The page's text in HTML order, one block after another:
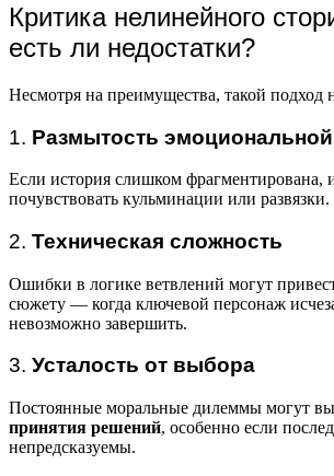
Критика нелинейного
есть ли недостатки?
Несмотря на преимущества, такой подход
1. Размытость эмоциональной
Если история слишком фрагментирована,
почувствовать кульминации или развязки.
2. Техническая сложность
Ошибки в логике ветвлений могут
сюжету — когда ключевой персонаж
невозможно завершить.
3. Усталость от выбора
Постоянные моральные дилеммы могут
принятия решений, особенно если
непредсказуемы.